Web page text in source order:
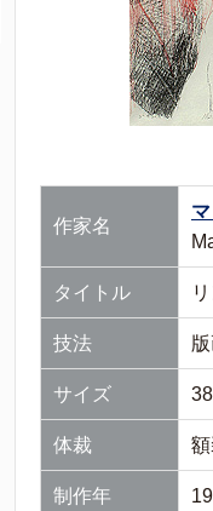
作家名
タイトル
技法
サイズ
体裁
制作年